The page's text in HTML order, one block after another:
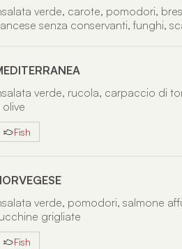
verde, carote, pomodori,
senza conservanti, funghi,
verde, rucola, carpaccio di
olive
Fish
verde, pomodori, salmone
grigliate
Fish